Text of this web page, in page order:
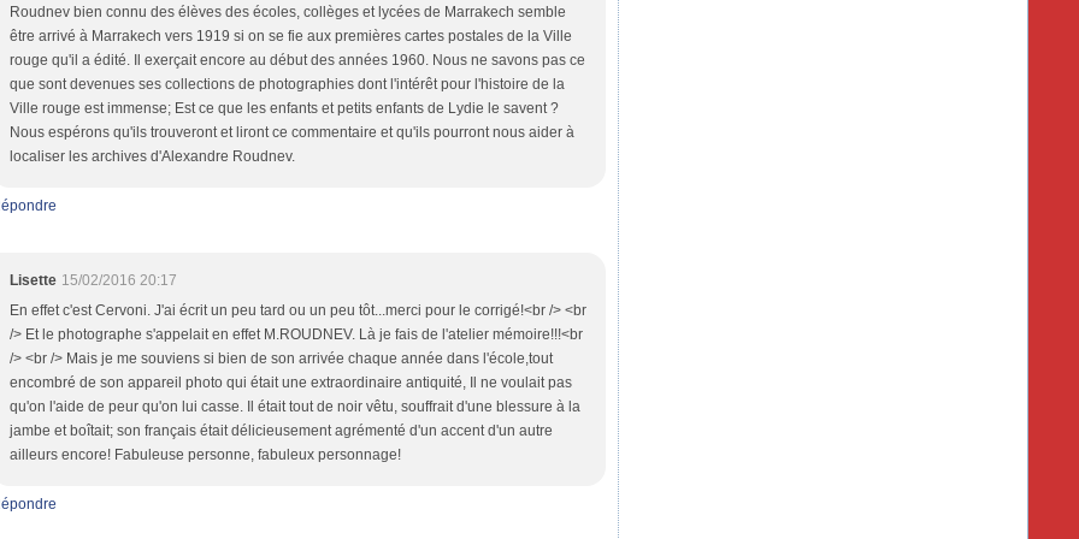
Roudnev bien connu des élèves des écoles, collèges et lycées de Marrakech semble
être arrivé à Marrakech vers 1919 si on se fie aux premières cartes postales de la Ville
rouge qu'il a édité. Il exerçait encore au début des années 1960. Nous ne savons pas ce
que sont devenues ses collections de photographies dont l'intérêt pour l'histoire de la
Ville rouge est immense; Est ce que les enfants et petits enfants de Lydie le savent ?
Nous espérons qu'ils trouveront et liront ce commentaire et qu'ils pourront nous aider à
localiser les archives d'Alexandre Roudnev.
Lisette 15/02/2016 20:17
En effet c'est Cervoni. J'ai écrit un peu tard ou un peu tôt...merci pour le corrigé!<br /> <br
/> Et le photographe s'appelait en effet M.ROUDNEV. Là je fais de l'atelier mémoire!!!<br
/> <br /> Mais je me souviens si bien de son arrivée chaque année dans l'école,tout
encombré de son appareil photo qui était une extraordinaire antiquité, Il ne voulait pas
qu'on l'aide de peur qu'on lui casse. Il était tout de noir vêtu, souffrait d'une blessure à la
jambe et boîtait; son français était délicieusement agrémenté d'un accent d'un autre
ailleurs encore! Fabuleuse personne, fabuleux personnage!